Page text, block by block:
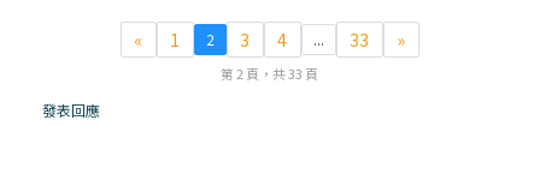
(2)黃敏正主教帶你做【將臨期避靜】—
« 1 2 3 4 ... 33 »
第 2 頁，共 33 頁
發表回應